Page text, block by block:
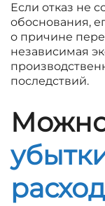
Если отказ не
обоснования,
о причине
независимая
последствий.